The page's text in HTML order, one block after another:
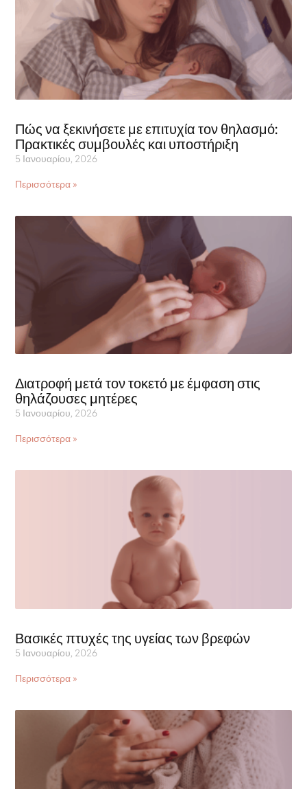
Πώς να ξεκινήσετε με επιτυχία τον θηλασμό:
Πρακτικές συμβουλές και υποστήριξη
5 Ιανουαρίου, 2026
Περισσότερα »
Διατροφή μετά τον τοκετό με έμφαση στις
θηλάζουσες μητέρες
5 Ιανουαρίου, 2026
Περισσότερα »
Βασικές πτυχές της υγείας των βρεφών
5 Ιανουαρίου, 2026
Περισσότερα »